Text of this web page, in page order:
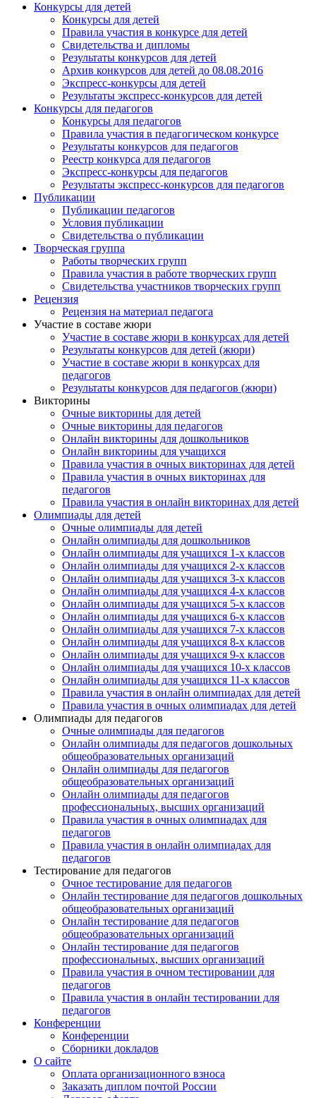
Конкурсы для детей
Конкурсы для детей
Правила участия в конкурсе для детей
Свидетельства и дипломы
Результаты конкурсов для детей
Архив конкурсов для детей до 08.08.2016
Экспресс-конкурсы для детей
Результаты экспресс-конкурсов для детей
Конкурсы для педагогов
Конкурсы для педагогов
Правила участия в педагогическом конкурсе
Результаты конкурсов для педагогов
Реестр конкурса для педагогов
Экспресс-конкурсы для педагогов
Результаты экспресс-конкурсов для педагогов
Публикации
Публикации педагогов
Условия публикации
Свидетельства о публикации
Творческая группа
Работы творческих групп
Правила участия в работе творческих групп
Свидетельства участников творческих групп
Рецензия
Рецензия на материал педагога
Участие в составе жюри
Участие в составе жюри в конкурсах для детей
Результаты конкурсов для детей (жюри)
Участие в составе жюри в конкурсах для
педагогов
Результаты конкурсов для педагогов (жюри)
Викторины
Очные викторины для детей
Очные викторины для педагогов
Онлайн викторины для дошкольников
Онлайн викторины для учащихся
Правила участия в очных викторинах для детей
Правила участия в очных викторинах для
педагогов
Правила участия в онлайн викторинах для детей
Олимпиады для детей
Очные олимпиады для детей
Онлайн олимпиады для дошкольников
Онлайн олимпиады для учащихся 1-х классов
Онлайн олимпиады для учащихся 2-х классов
Онлайн олимпиады для учащихся 3-х классов
Онлайн олимпиады для учащихся 4-х классов
Онлайн олимпиады для учащихся 5-х классов
Онлайн олимпиады для учащихся 6-х классов
Онлайн олимпиады для учащихся 7-х классов
Онлайн олимпиады для учащихся 8-х классов
Онлайн олимпиады для учащихся 9-х классов
Онлайн олимпиады для учащихся 10-х классов
Онлайн олимпиады для учащихся 11-х классов
Правила участия в онлайн олимпиадах для детей
Правила участия в очных олимпиадах для детей
Олимпиады для педагогов
Очные олимпиады для педагогов
Онлайн олимпиады для педагогов дошкольных
общеобразовательных организаций
Онлайн олимпиады для педагогов
общеобразовательных организаций
Онлайн олимпиады для педагогов
профессиональных, высших организаций
Правила участия в очных олимпиадах для
педагогов
Правила участия в онлайн олимпиадах для
педагогов
Тестирование для педагогов
Очное тестирование для педагогов
Онлайн тестирование для педагогов дошкольных
общеобразовательных организаций
Онлайн тестирование для педагогов
общеобразовательных организаций
Онлайн тестирование для педагогов
профессиональных, высших организаций
Правила участия в очном тестировании для
педагогов
Правила участия в онлайн тестировании для
педагогов
Конференции
Конференции
Сборники докладов
О сайте
Оплата организационного взноса
Заказать диплом почтой России